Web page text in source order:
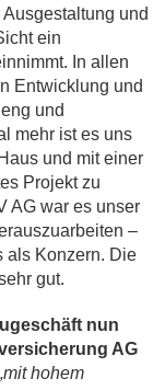
und
ein
In allen
Entwicklung und
und
mehr ist es uns
und mit einer
Projekt zu
AG war es unser
–
als Konzern. Die
gut.
nun
AG
hohem